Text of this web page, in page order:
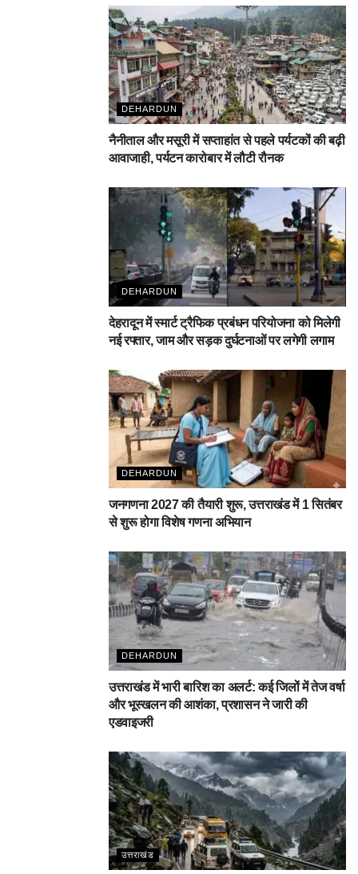
DEHARDUN
नैनीताल और मसूरी में सप्ताहांत से पहले पर्यटकों की बढ़ी
आवाजाही, पर्यटन कारोबार में लौटी रौनक
DEHARDUN
देहरादून में स्मार्ट ट्रैफिक प्रबंधन परियोजना को मिलेगी
नई रफ्तार, जाम और सड़क दुर्घटनाओं पर लगेगी लगाम
DEHARDUN
जनगणना 2027 की तैयारी शुरू, उत्तराखंड में 1 सितंबर
से शुरू होगा विशेष गणना अभियान
DEHARDUN
उत्तराखंड में भारी बारिश का अलर्ट: कई जिलों में तेज वर्षा
और भूस्खलन की आशंका, प्रशासन ने जारी की
एडवाइजरी
उत्तराखंड